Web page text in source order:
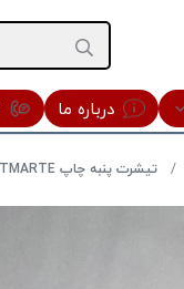
درباره ما
تیشرت پنبه چاپ MOUTMARTEرنگ کرم سایز5XL